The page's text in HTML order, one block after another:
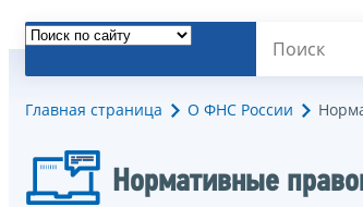
Главная страница О ФНС России
Нормативные